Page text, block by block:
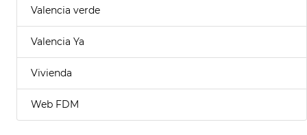
Valencia verde
Valencia Ya
Vivienda
Web FDM